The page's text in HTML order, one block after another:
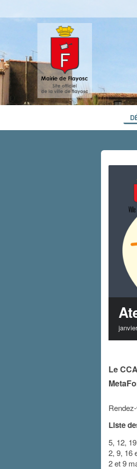
Le
Liste
5, 12,
2, 9, 16
2 et 9